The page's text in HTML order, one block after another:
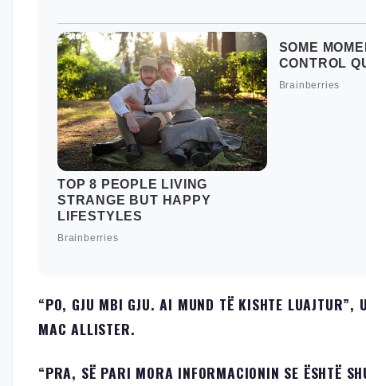
“PO, GJU MBI GJU. AI MUND TË KISHTE LUAJTUR”,
MAC ALLISTER.
“PRA, SË PARI MORA INFORMACIONIN SE ËSHTË